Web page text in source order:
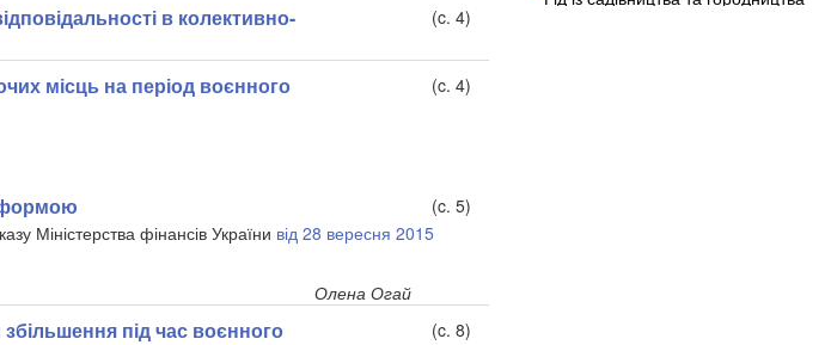
в колективно-
(c. 4)
місць на період воєнного
(c. 4)
(c. 5)
Міністерства фінансів України від 28 вересня 2015
Олена Огай
під час воєнного
(c. 8)